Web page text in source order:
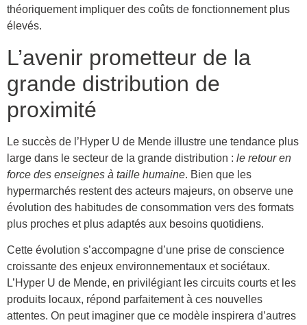
théoriquement impliquer des coûts de fonctionnement plus
élevés.
L’avenir prometteur de la
grande distribution de
proximité
Le succès de l’Hyper U de Mende illustre une tendance plus
large dans le secteur de la grande distribution : le retour en
force des enseignes à taille humaine. Bien que les
hypermarchés restent des acteurs majeurs, on observe une
évolution des habitudes de consommation vers des formats
plus proches et plus adaptés aux besoins quotidiens.
Cette évolution s’accompagne d’une prise de conscience
croissante des enjeux environnementaux et sociétaux.
L’Hyper U de Mende, en privilégiant les circuits courts et les
produits locaux, répond parfaitement à ces nouvelles
attentes. On peut imaginer que ce modèle inspirera d’autres